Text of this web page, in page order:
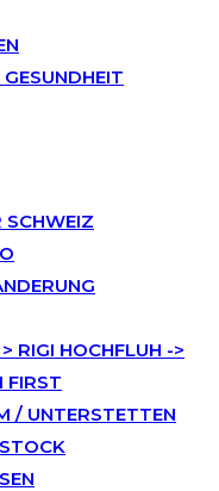
RIGI HOCHFLUH ->
FIRST
/ UNTERSTETTEN